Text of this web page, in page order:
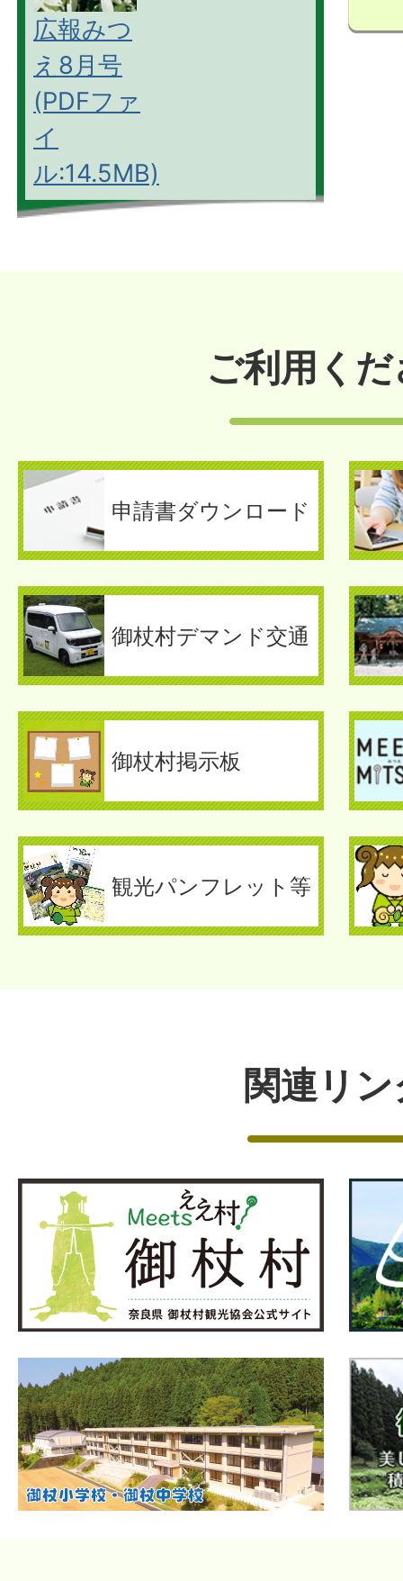
広報みつ
え8月号
(PDFファ
イ
ル:14.5MB)
ご利用く
申請書ダウンロード
御杖村デマンド交通
御杖村掲示板
観光パンフレット等
関連リ